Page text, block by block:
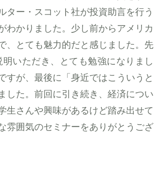
ター・スコット社が投資助言を行う
わかりました。少し前からアメリカ
、とても魅力的だと感じました。先
いただき、とても勉強になりまし
すが、最後に「身近ではこういうと
た。前回に引き続き、経済につい
生さんや興味があるけど踏み出せて
雰囲気のセミナーをありがとうござ